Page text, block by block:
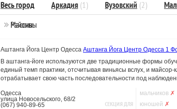
Районы
Массивы
Весь город Аркадия (1) Вузовский (2)
Аштанга Йога Центр Одесса Аштанга Йога Центр Одесса 1
В аштанга-йоге используются две традиционные формы
единый темп практики, отсчитывая виньясы вслух, и
отрабатывает свою часть последовательности под
Одесса
улица Новосельского, 68/2
(067) 940-89-65
СЕКЦИЯ ДЛЯ
мальчиков ✗
юношей ✗